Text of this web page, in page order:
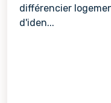
différencier
d'iden...